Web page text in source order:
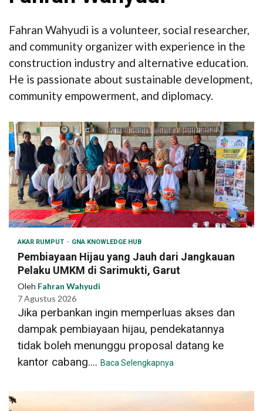
Fahran Wahyudi is a volunteer, social researcher,
and community organizer with experience in the
construction industry and alternative education.
He is passionate about sustainable development,
community empowerment, and diplomacy.
AKAR RUMPUT GNA KNOWLEDGE HUB
Pembiayaan Hijau yang Jauh dari Jangkauan
Pelaku UMKM di Sarimukti, Garut
Oleh Fahran Wahyudi
7 Agustus 2026
Jika perbankan ingin memperluas akses dan
dampak pembiayaan hijau, pendekatannya
tidak boleh menunggu proposal datang ke
kantor cabang.... Baca Selengkapnya